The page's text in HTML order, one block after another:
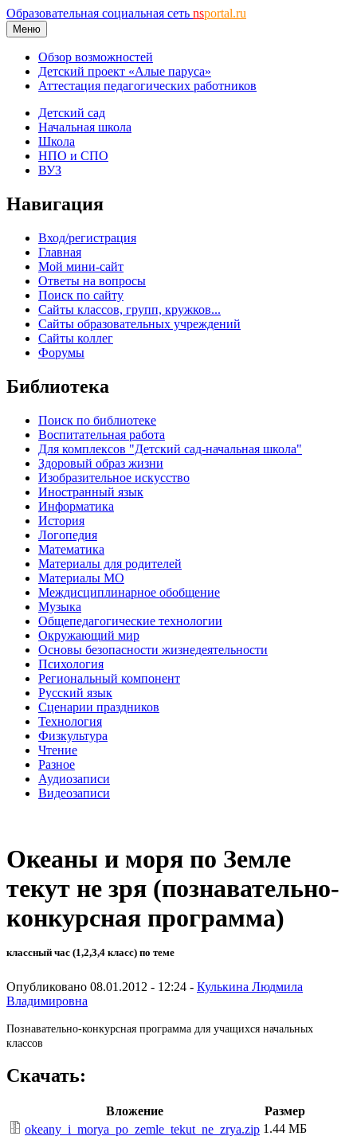
Образовательная социальная сеть nsportal.ru
Меню
Обзор возможностей
Детский проект «Алые паруса»
Аттестация педагогических работников
Детский сад
Начальная школа
Школа
НПО и СПО
ВУЗ
Навигация
Вход/регистрация
Главная
Мой мини-сайт
Ответы на вопросы
Поиск по сайту
Сайты классов, групп, кружков...
Сайты образовательных учреждений
Сайты коллег
Форумы
Библиотека
Поиск по библиотеке
Воспитательная работа
Для комплексов "Детский сад-начальная школа"
Здоровый образ жизни
Изобразительное искусство
Иностранный язык
Информатика
История
Логопедия
Математика
Материалы для родителей
Материалы МО
Междисциплинарное обобщение
Музыка
Общепедагогические технологии
Окружающий мир
Основы безопасности жизнедеятельности
Психология
Региональный компонент
Русский язык
Сценарии праздников
Технология
Физкультура
Чтение
Разное
Аудиозаписи
Видеозаписи
Океаны и моря по Земле
текут не зря (познавательно-
конкурсная программа)
классный час (1,2,3,4 класс) по теме
Опубликовано 08.01.2012 - 12:24 - Кулькина Людмила
Владимировна
Познавательнo-конкурсная программа для учащихся начальных
классов
Скачать:
Вложение
Размер
okeany_i_morya_po_zemle_tekut_ne_zrya.zip 1.44 МБ